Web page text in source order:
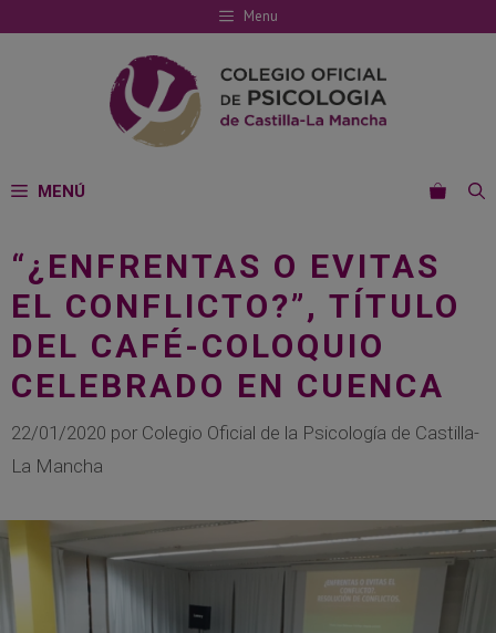
al
Menu
MENÚ
“¿ENFRENTAS O EVITAS
EL CONFLICTO?”, TÍTULO
DEL CAFÉ-COLOQUIO
CELEBRADO EN CUENCA
22/01/2020 por Colegio Oficial de la Psicología de Castilla-
La Mancha